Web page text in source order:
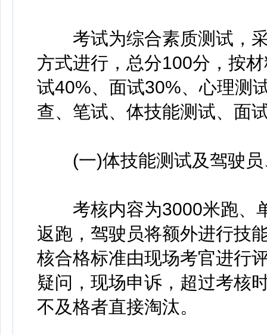
考试为综合素质测试，采
方式进行，总分100分，按
试40%、面试30%、心理测
查、笔试、体技能测试、面
(一)体技能测试及驾驶员
考核内容为3000米跑、
返跑，驾驶员将额外进行技
核合格标准由现场考官进行
疑问，现场申诉，超过考核
不及格者直接淘汰。